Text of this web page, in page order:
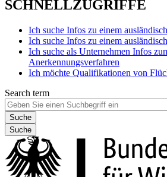
SCHNELLZUGRIFFE
Ich suche Infos zu einem
Ich suche Infos zu einem
Ich suche als Unternehmen Infos
Anerkennungsverfahren
Ich möchte Qualifikationen von
Search term
Suche